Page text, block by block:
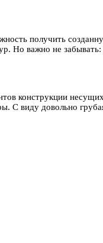
получить
Но важно не забывать:
конструкции
С виду довольно